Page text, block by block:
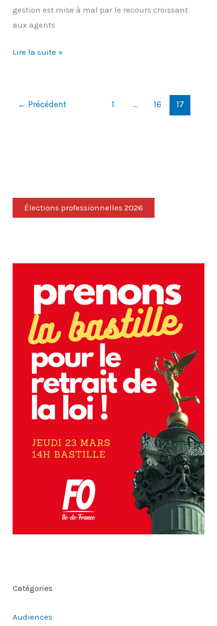
gestion est mise à mal par le recours croissant
aux agents
Des
Lire la suite »
← Précédent 1 … 16 17
Élections professionnelles 2026
Catégories
Audiences